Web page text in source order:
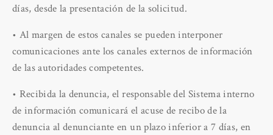
días, desde la presentación de la solicitud.
• Al margen de estos canales se pueden interponer
comunicaciones ante los canales externos de información
de las autoridades competentes.
• Recibida la denuncia, el responsable del Sistema interno
de información comunicará el acuse de recibo de la
denuncia al denunciante en un plazo inferior a 7 días, en